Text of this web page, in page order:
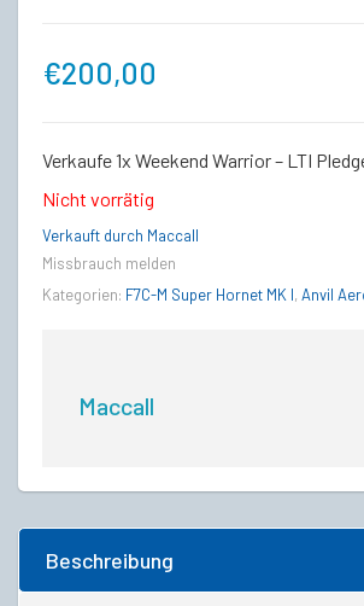
€200,00
Verkaufe 1x Weekend Warrior – LTI
Nicht vorrätig
Verkauft durch Maccall
Missbrauch melden
Kategorien: F7C-M Super Hornet MK I, Anvil
Maccall
Beschreibung